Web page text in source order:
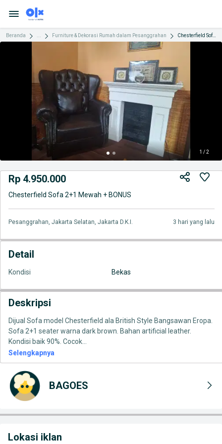
Beranda Furniture & Dekorasi Rumah dalam Pesanggrahan
1 / 2
Rp 4.950.000
Chesterfield Sofa 2+1 Mewah + BONUS
Pesanggrahan, Jakarta Selatan, Jakarta D.K.I. 3 hari yang lalu
Detail
Kondisi Bekas
Deskripsi
Dijual Sofa model Chesterfield ala British Style Bangsawan Eropa.
Sofa 2+1 seater warna dark brown. Bahan artificial leather.
Kondisi baik 90%. Cocok
Selengkapnya
BAGOES
Lokasi iklan